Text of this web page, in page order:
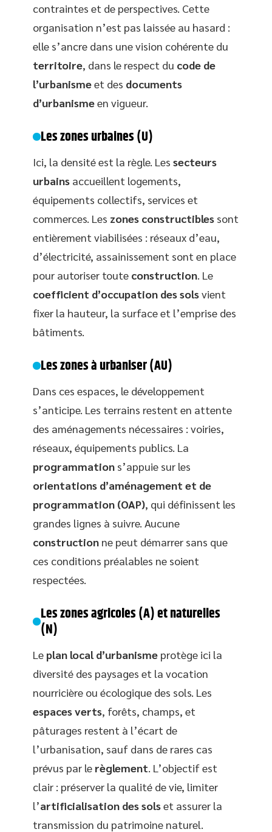
contraintes et de perspectives. Cette
organisation n’est pas laissée au hasard :
elle s’ancre dans une vision cohérente du
territoire, dans le respect du code de
l’urbanismeet des documents
d’urbanismeen vigueur.
Les zones urbaines (U)
Ici, la densité est la règle. Les secteurs
urbains accueillent logements,
équipements collectifs, services et
commerces. Les zones constructibles sont
entièrement viabilisées : réseaux d’eau,
d’électricité, assainissement sont en place
pour autoriser toute construction . Le
coefficient d’occupation des solsvient
fixer la hauteur, la surface et l’emprise des
bâtiments.
Les zones à urbaniser (AU)
Dans ces espaces, le développement
s’anticipe. Les terrains restent en attente
des aménagements nécessaires : voiries,
réseaux, équipements publics. La
programmation s’appuie sur les
orientations d’aménagement et de
programmation (OAP), qui définissent les
grandes lignes à suivre. Aucune
construction ne peut démarrer sans que
ces conditions préalables ne soient
respectées.
Les zones agricoles (A) et naturelles
(N)
Le plan local d’urbanisme protège ici la
diversité des paysages et la vocation
nourricière ou écologique des sols. Les
espaces verts, forêts, champs, et
pâturages restent à l’écart de
l’urbanisation, sauf dans de rares cas
prévus par le règlement . L’objectif est
clair : préserver la qualité de vie, limiter
l’artificialisation des solset assurer la
transmission du patrimoine naturel.